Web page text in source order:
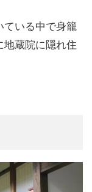
ている中で身籠
地蔵院に隠れ住